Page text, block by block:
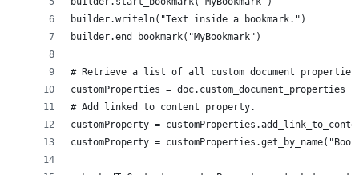
builder.writeln("Text inside a bookmark.")
builder.end_bookmark("MyBookmark")
# Retrieve a list of all custom document
customProperties = doc.custom_document_properties
# Add linked to content property.
customProperty =
customProperty =